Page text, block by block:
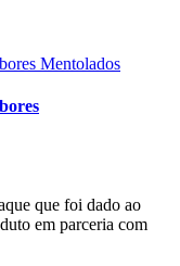
que foi dado ao
em parceria com